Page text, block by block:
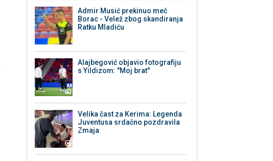
Admir Musić prekinuo meč
Borac - Velež zbog skandiranja
Ratku Mladiću
Alajbegović objavio fotografiju
s Yildizom: "Moj brat"
Velika čast za Kerima: Legenda
Juventusa srdačno pozdravila
Zmaja